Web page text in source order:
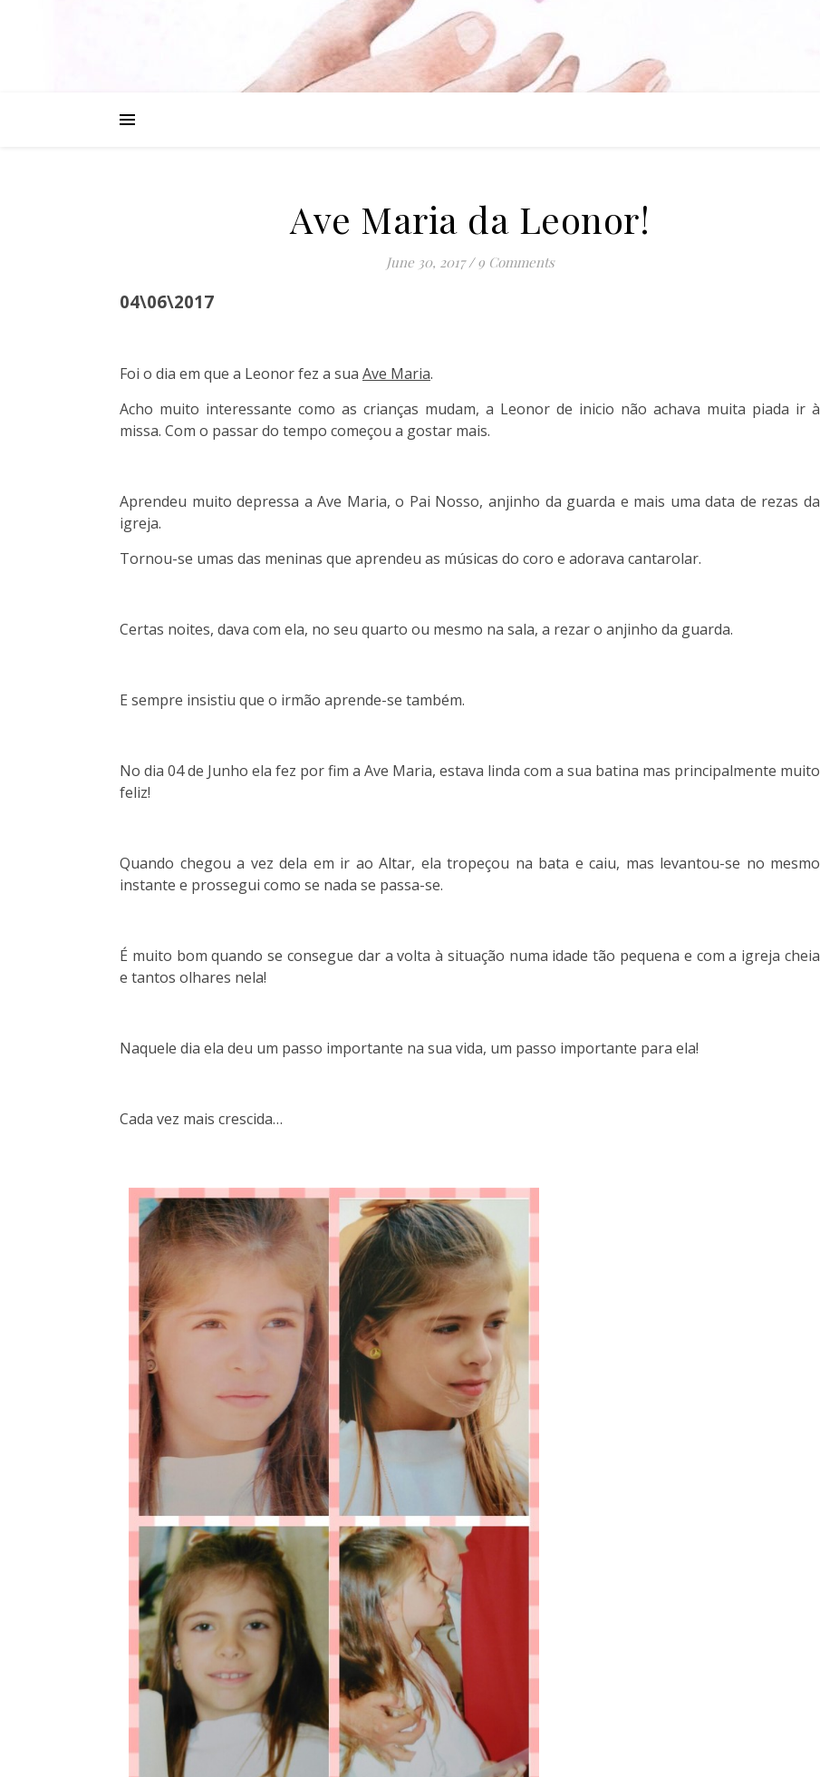
Ave Maria da Leonor!
June 30, 2017 / 9 Comments
04\06\2017
Foi o dia em que a Leonor fez a sua Ave Maria.
Acho muito interessante como as crianças mudam, a Leonor de inicio não achava muita piada ir à
missa. Com o passar do tempo começou a gostar mais.
Aprendeu muito depressa a Ave Maria, o Pai Nosso, anjinho da guarda e mais uma data de rezas da
igreja.
Tornou-se umas das meninas que aprendeu as músicas do coro e adorava cantarolar.
Certas noites, dava com ela, no seu quarto ou mesmo na sala, a rezar o anjinho da guarda.
E sempre insistiu que o irmão aprende-se também.
No dia 04 de Junho ela fez por fim a Ave Maria, estava linda com a sua batina mas principalmente muito
feliz!
Quando chegou a vez dela em ir ao Altar, ela tropeçou na bata e caiu, mas levantou-se no mesmo
instante e prossegui como se nada se passa-se.
É muito bom quando se consegue dar a volta à situação numa idade tão pequena e com a igreja cheia
e tantos olhares nela!
Naquele dia ela deu um passo importante na sua vida, um passo importante para ela!
Cada vez mais crescida…